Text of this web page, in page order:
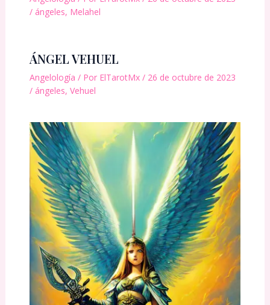
/ ángeles, Melahel
ÁNGEL VEHUEL
Angelología / Por ElTarotMx / 26 de octubre de 2023
/ ángeles, Vehuel